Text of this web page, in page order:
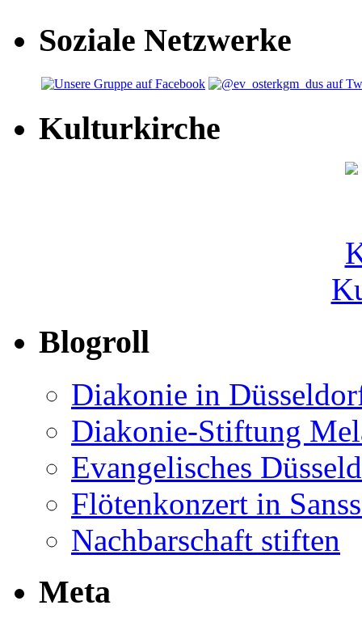
Soziale Netzwerke
Kulturkirche
Blogroll
Diakonie in
Diakonie-Stiftung
Evangelisches
Flötenkonzert in
Nachbarschaft stiften
Meta